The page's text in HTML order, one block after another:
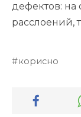
дефектов: на
расслоений,
корисно